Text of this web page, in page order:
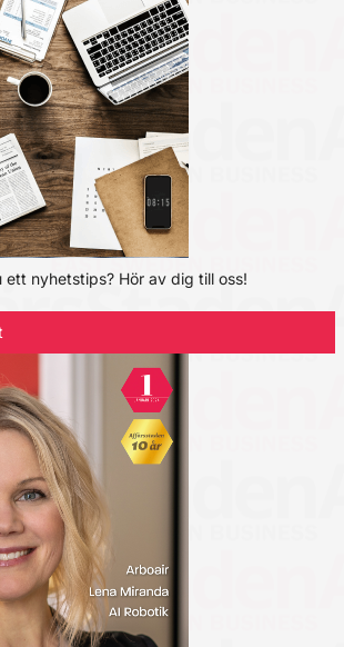
ett nyhetstips? Hör av dig till oss!